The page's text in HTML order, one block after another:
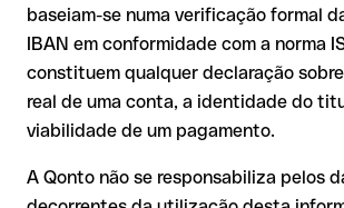
O banco destinatário é obrigado a
recuperação dos fundos
A sua instituição pode iniciar um processo
seu pedido
A devolução não está garantida,
Em transferências internacionais fora da
baseiam-se numa verificação formal
IBAN em conformidade com a norma
constituem qualquer declaração
real de uma conta, a identidade do
viabilidade de um pagamento.
A Qonto não se responsabiliza pelos